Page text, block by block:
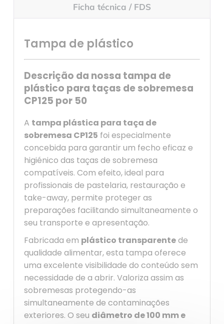
Ficha técnica / FDS
Tampa de plástico
Descrição da nossa tampa de
plástico para taças de sobremesa
CP125 por 50
A tampa plástica para taça de
sobremesa CP125 foi especialmente
concebida para garantir um fecho eficaz e
higiénico das taças de sobremesa
compatíveis. Com efeito, ideal para
profissionais de pastelaria, restauração e
take-away, permite proteger as
preparações facilitando simultaneamente o
seu transporte e apresentação.
Fabricada em plástico transparentede
qualidade alimentar, esta tampa oferece
uma excelente visibilidade do conteúdo sem
necessidade de a abrir. Valoriza assim as
sobremesas protegendo-as
simultaneamente de contaminações
exteriores. O seu diâmetro de 100 mm e